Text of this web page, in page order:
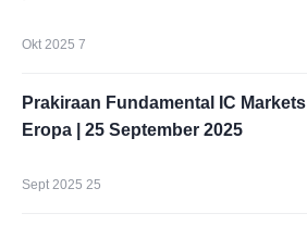
Okt 2025 7
Prakiraan Fundamental IC Markets
Eropa | 25 September 2025
Sept 2025 25